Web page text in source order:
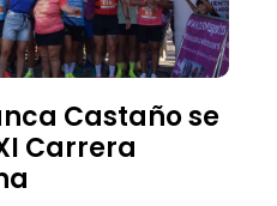
Castaño se
Carrera